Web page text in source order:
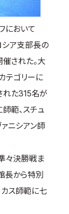
せ
の方へ
方
において
シア支部長の
された。大
テゴリーに
れた315名が
範、スチュ
ァニシアン師
々決勝戦ま
長から特別
カス師範に七